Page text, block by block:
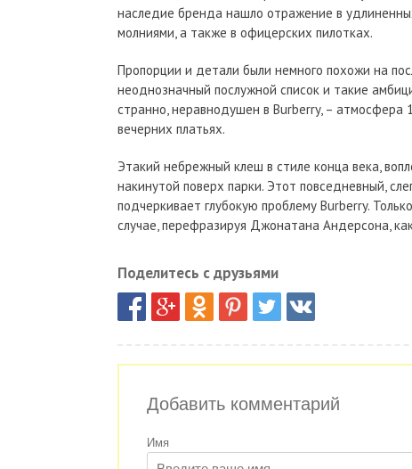
наследие бренда нашло отражение в
молниями, а также в офицерских пилотках.
Пропорции и детали были немного похожи на
неоднозначный послужной список и такие
странно, неравнодушен в Burberry, –
вечерних платьях.
Этакий небрежный клеш в стиле конца века,
накинутой поверх парки. Этот повседневный,
подчеркивает глубокую проблему Burberry.
случае, перефразируя Джонатана Андерсона,
Поделитесь с друзьями
Добавить комментарий
Имя